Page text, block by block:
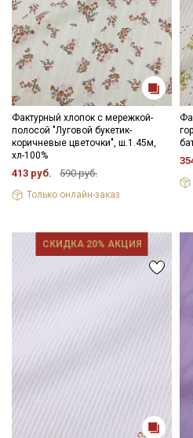
Фактурный хлопок с мережкой-
полосой "Луговой букетик-
коричневые цветочки", ш.1.45м,
хл-100%
413 руб. 590 руб.
Только онлайн-заказ
СКИДКА 20% АКЦИЯ